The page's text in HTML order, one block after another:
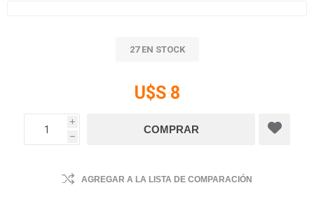
27 EN STOCK
U$S 8
i
h
AGREGAR A LA LISTA DE COMPARACIÓN